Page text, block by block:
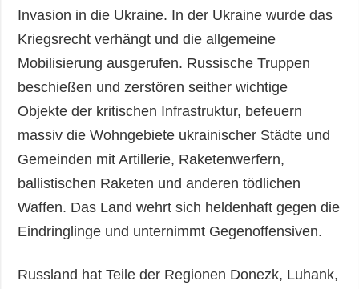
Invasion in die Ukraine. In der Ukraine wurde das
Kriegsrecht verhängt und die allgemeine
Mobilisierung ausgerufen. Russische Truppen
beschießen und zerstören seither wichtige
Objekte der kritischen Infrastruktur, befeuern
massiv die Wohngebiete ukrainischer Städte und
Gemeinden mit Artillerie, Raketenwerfern,
ballistischen Raketen und anderen tödlichen
Waffen. Das Land wehrt sich heldenhaft gegen die
Eindringlinge und unternimmt Gegenoffensiven.
Russland hat Teile der Regionen Donezk, Luhank,